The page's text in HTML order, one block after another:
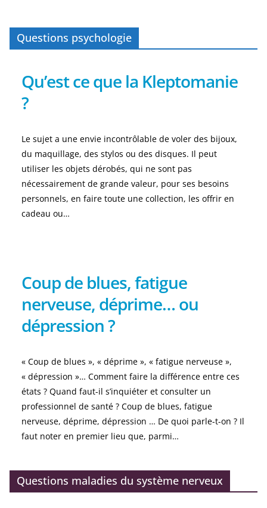
Questions psychologie
Qu’est ce que la Kleptomanie
?
Le sujet a une envie incontrôlable de voler des bijoux,
du maquillage, des stylos ou des disques. Il peut
utiliser les objets dérobés, qui ne sont pas
nécessairement de grande valeur, pour ses besoins
personnels, en faire toute une collection, les offrir en
cadeau ou…
Coup de blues, fatigue
nerveuse, déprime… ou
dépression ?
« Coup de blues », « déprime », « fatigue nerveuse »,
« dépression »… Comment faire la différence entre ces
états ? Quand faut-il s’inquiéter et consulter un
professionnel de santé ? Coup de blues, fatigue
nerveuse, déprime, dépression … De quoi parle-t-on ? Il
faut noter en premier lieu que, parmi…
Questions maladies du système nerveux